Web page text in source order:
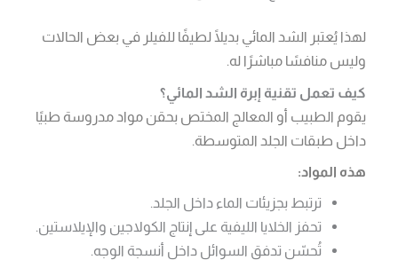
لهذا يُعتبر الشد المائي بديلًا لطيفًا للفيلر في بعض الحالات
وليس منافسًا مباشرًا له.
كيف تعمل تقنية إبرة الشد المائي؟
يقوم الطبيب أو المعالج المختص بحقن مواد مدروسة طبيًا
داخل طبقات الجلد المتوسطة.
هذه المواد:
ترتبط بجزيئات الماء داخل الجلد.
تحفز الخلايا الليفية على إنتاج الكولاجين والإيلاستين.
تُحسّن تدفق السوائل داخل أنسجة الوجه.